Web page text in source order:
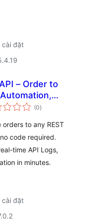
cài đặt
– Order to
& No-
for
(0tổng
đánh
)
orders to any REST
code required.
time API Logs,
in minutes.
cài đặt